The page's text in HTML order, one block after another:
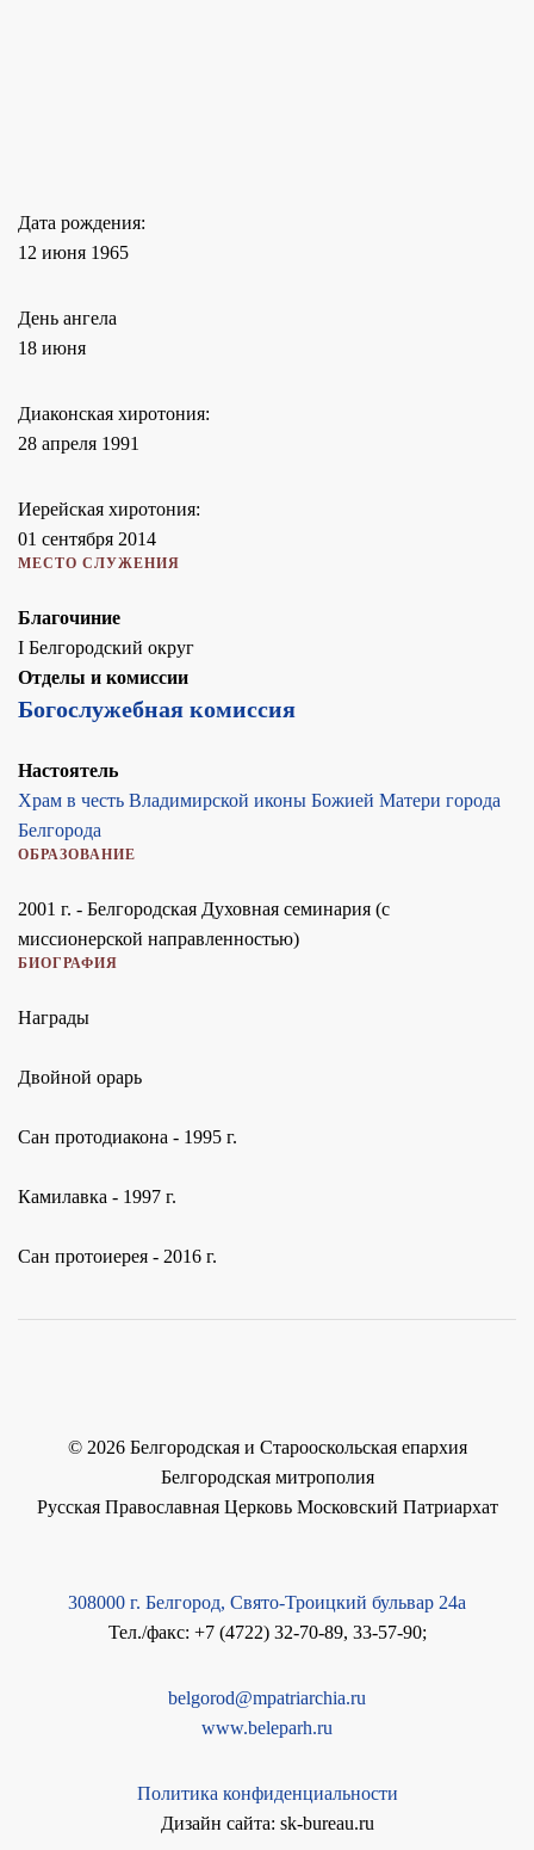
Дата рождения:
12 июня 1965
День ангела
18 июня
Диаконская хиротония:
28 апреля 1991
Иерейская хиротония:
01 сентября 2014
МЕСТО СЛУЖЕНИЯ
Благочиние
I Белгородский округ
Отделы и комиссии
Богослужебная комиссия
Настоятель
Храм в честь Владимирской иконы Божией Матери города
Белгорода
ОБРАЗОВАНИЕ
2001 г. - Белгородская Духовная семинария (с
миссионерской направленностью)
БИОГРАФИЯ
Награды
Двойной орарь
Сан протодиакона - 1995 г.
Камилавка - 1997 г.
Сан протоиерея - 2016 г.
© 2026Белгородская и Старооскольская епархия
Белгородская митрополия
Русская Православная Церковь Московский Патриархат
308000 г. Белгород, Свято-Троицкий бульвар 24а
Тел./факс: +7 (4722) 32-70-89, 33-57-90;
belgorod@mpatriarchia.ru
www.beleparh.ru
Политика конфиденциальности
Дизайн сайта: sk-bureau.ru